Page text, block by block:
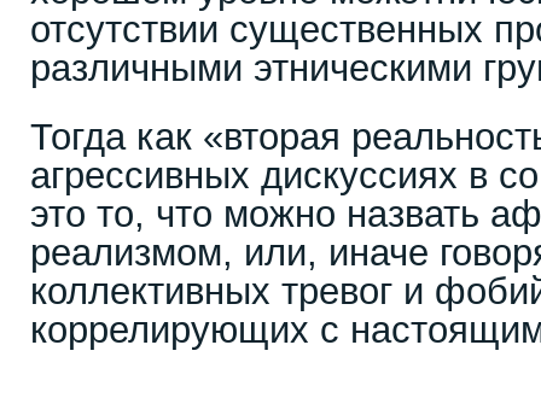
отсутствии существенных
различными этническими
Тогда как «вторая
агрессивных дискуссиях в
это то, что можно назвать
реализмом, или, иначе
коллективных тревог и
коррелирующих с